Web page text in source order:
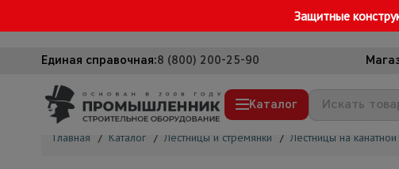
Защитные
Единая справочная:8 (800) 200-25-90
Каталог
Главная / Каталог / Лестницы и стремянки / Лестницы на канатной